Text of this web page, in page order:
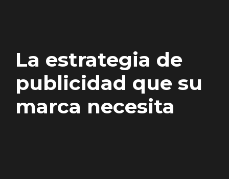
La estrategia de
publicidad que su
marca necesita